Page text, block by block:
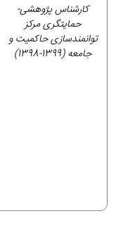
کارشناس پژوهشی-
حمایتگری مرکز
توانمندسازی حاکمیت و
جامعه (1399-1398)